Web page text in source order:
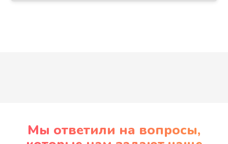
Мы ответили на вопросы,